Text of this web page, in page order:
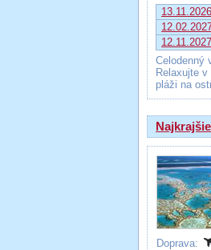
13.11.2026
12.11.2027
Celodenný
Relaxujte
pláži na
Doprava: